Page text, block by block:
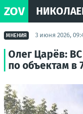
ZOV
МНЕНИЯ 3 июня 2026,
Олег Царёв:
по объектам в